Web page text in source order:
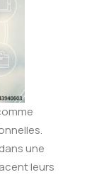
une
leurs